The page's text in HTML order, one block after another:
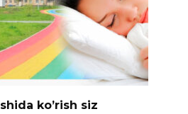
ko’rish siz